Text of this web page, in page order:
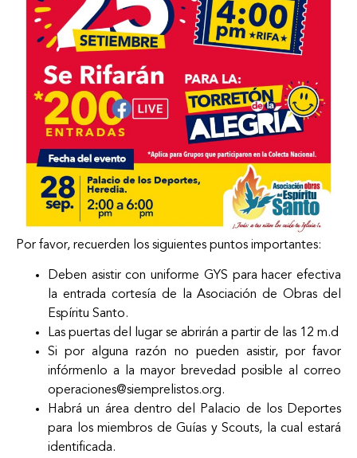
Por favor, recuerden los siguientes puntos importantes:
Deben asistir con uniforme GYS para hacer efectiva
la entrada cortesía de la Asociación de Obras del
Espíritu Santo.
Las puertas del lugar se abrirán a partir de las 12 m.d
Si por alguna razón no pueden asistir, por favor
infórmenlo a la mayor brevedad posible al correo
operaciones@siemprelistos.org.
Habrá un área dentro del Palacio de los Deportes
para los miembros de Guías y Scouts, la cual estará
identificada.